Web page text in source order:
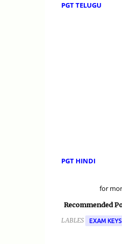
PGT TELUGU
PGT HINDI
for
Recommended
LABLES EXAM KEYS